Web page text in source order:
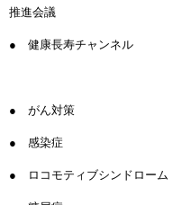
推進会議
健康長寿チャンネル
がん対策
感染症
ロコモティブシンドローム